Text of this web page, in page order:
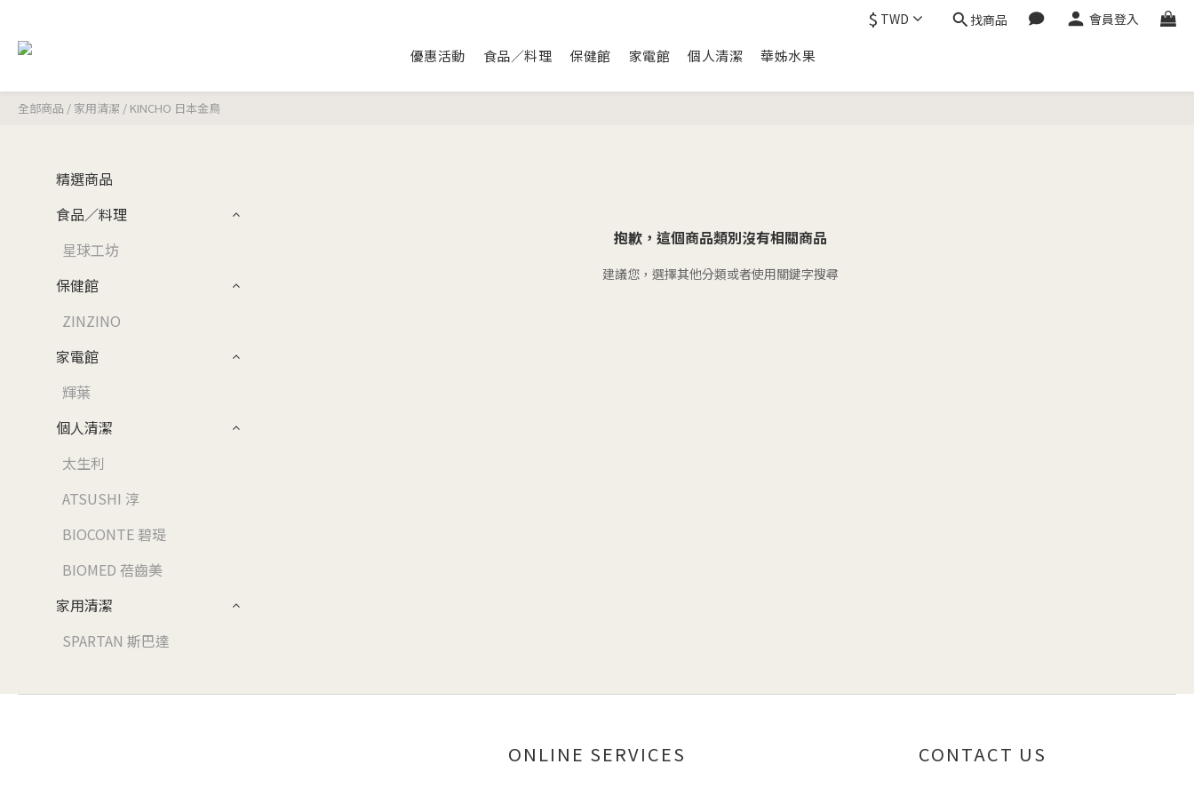
$ TWD 找商品 會員登入
優惠活動 食品／料理 保健館 家電館 個人清潔 華姊水果
全部商品 / 家用清潔 / KINCHO 日本金鳥
精選商品
食品／料理
星球工坊
保健館
ZINZINO
家電館
輝葉
個人清潔
太生利
ATSUSHI 淳
BIOCONTE 碧瑅
BIOMED 蓓齒美
家用清潔
SPARTAN 斯巴達
抱歉，這個商品類別沒有相關商品
建議您，選擇其他分類或者使用關鍵字搜尋
ONLINE SERVICES CONTACT US